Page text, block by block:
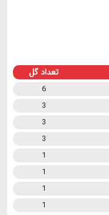
تعداد گل
6
3
3
3
1
1
1
1